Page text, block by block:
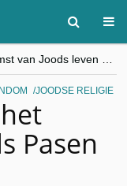
“Besnijdenisdebat toont hoe moeilijk seculiere Westen minderheden begrijpt”, Jinnih Beels (Vooruit)
CITYTRIP | ROEMENIË – Boekarest: de verrassing van Oost-Europa
JOODSE RELIGIE
Pasen